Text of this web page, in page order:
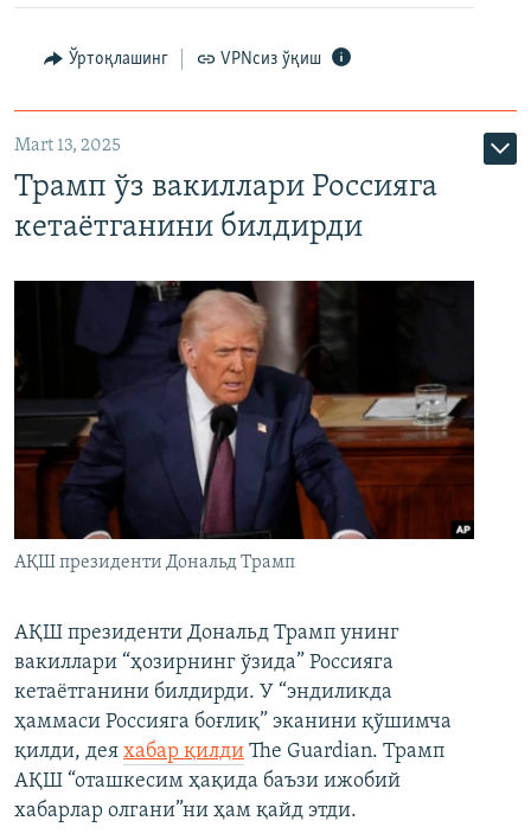
Ўртоқлашинг VPNсиз ўқиш
Mart 13, 2025
Трамп ўз вакиллари Россияга
кетаётганини билдирди
АҚШ президенти Дональд Трамп
АҚШ президенти Дональд Трамп унинг
вакиллари “ҳозирнинг ўзида” Россияга
кетаётганини билдирди. У “эндиликда
ҳаммаси Россияга боғлиқ” эканини қўшимча
қилди, дея хабар қилди The Guardian. Трамп
АҚШ “оташкесим ҳақида баъзи ижобий
хабарлар олгани”ни ҳам қайд этди.